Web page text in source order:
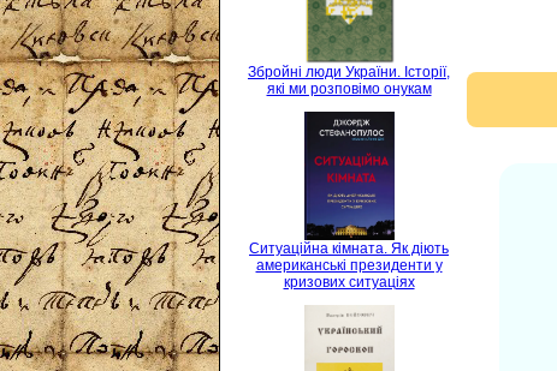
Збройні люди України. Історії,
які ми розповімо онукам
Ситуаційна кімната. Як діють
американські президенти у
кризових ситуаціях